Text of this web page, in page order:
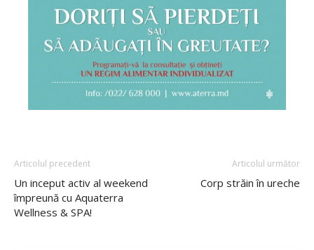
Articolul precedent
Un inceput activ al weekend
împreună cu Aquaterra
Wellness & SPA!
Articolul următor
Corp străin în ureche